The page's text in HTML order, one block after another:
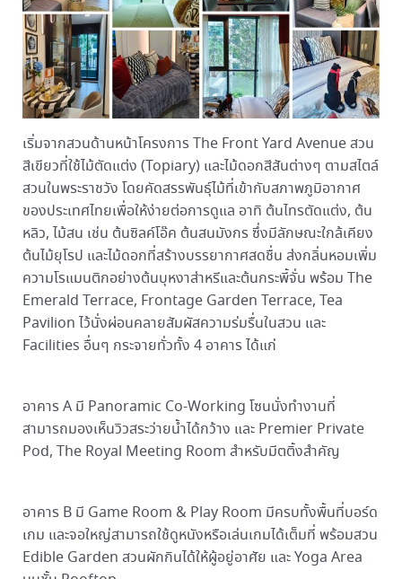
เริ่มจากสวนด้านหน้าโครงการ The Front Yard Avenue สวน
สีเขียวที่ใช้ไม้ตัดแต่ง (Topiary) และไม้ดอกสีสันต่างๆ ตามสไตล์
สวนในพระราชวัง โดยคัดสรรพันธุ์ไม้ที่เข้ากับสภาพภูมิอากาศ
ของประเทศไทยเพื่อให้ง่ายต่อการดูแล อาทิ ต้นไทรตัดแต่ง, ต้น
หลิว, ไม้สน เช่น ต้นซิลค์โอ๊ค ต้นสนมังกร ซึ่งมีลักษณะใกล้เคียง
ต้นไม้ยุโรป และไม้ดอกที่สร้างบรรยากาศสดชื่น ส่งกลิ่นหอมเพิ่ม
ความโรแมนติกอย่างต้นบุหงาส่าหรีและต้นกระพี้จั่น พร้อม The
Emerald Terrace, Frontage Garden Terrace, Tea
Pavilion ไว้นั่งผ่อนคลายสัมผัสความร่มรื่นในสวน และ
Facilities อื่นๆ กระจายทั่วทั้ง 4 อาคาร ได้แก่
อาคาร A มี Panoramic Co-Working โซนนั่งทำงานที่
สามารถมองเห็นวิวสระว่ายน้ำได้กว้าง และ Premier Private
Pod, The Royal Meeting Room สำหรับมีตติ้งสำคัญ
อาคาร B มี Game Room & Play Room มีครบทั้งพื้นที่บอร์ด
เกม และจอใหญ่สามารถใช้ดูหนังหรือเล่นเกมได้เต็มที่ พร้อมสวน
Edible Garden สวนผักกินได้ให้ผู้อยู่อาศัย และ Yoga Area